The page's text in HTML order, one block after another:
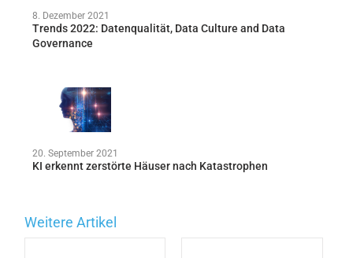
8. Dezember 2021
Trends 2022: Datenqualität, Data Culture and Data
Governance
20. September 2021
KI erkennt zerstörte Häuser nach Katastrophen
Weitere Artikel